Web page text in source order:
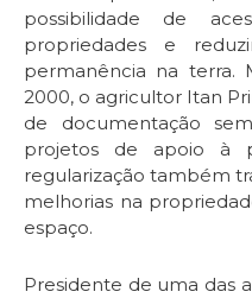
possibilidade de
propriedades e
permanência na terra.
2000, o agricultor Itan
de documentação
projetos de apoio à
regularização também
melhorias na
espaço.
Presidente de uma das